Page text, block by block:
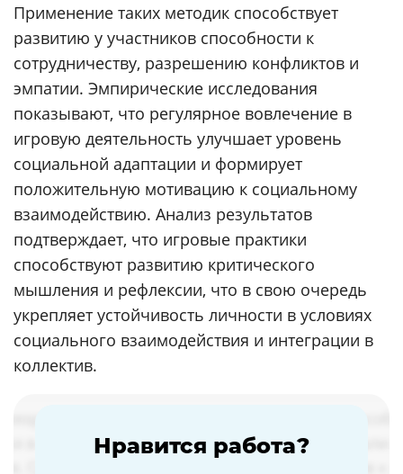
Применение таких методик способствует
развитию у участников способности к
сотрудничеству, разрешению конфликтов и
эмпатии. Эмпирические исследования
показывают, что регулярное вовлечение в
игровую деятельность улучшает уровень
социальной адаптации и формирует
положительную мотивацию к социальному
взаимодействию. Анализ результатов
подтверждает, что игровые практики
способствуют развитию критического
мышления и рефлексии, что в свою очередь
укрепляет устойчивость личности в условиях
социального взаимодействия и интеграции в
коллектив.
Нравится работа?